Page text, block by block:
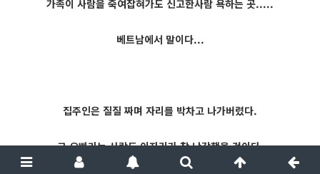
가족이 사람을 죽여잡혀가도 신고한사람 욕하는 곳.....
베트남에서 말이다...
집주인은 질질 짜며 자리를 박차고 나가버렸다.
그 오빠라는 사람도 이자리가 참 난감했을 것이다.